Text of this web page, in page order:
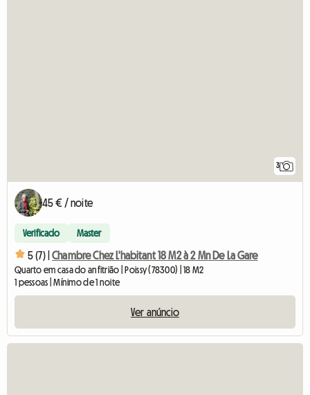
3
45 € / noite
Verificado Master
5 (7) | Chambre Chez L'habitant 18 M2 à 2 Mn De La Gare
Quarto em casa do anfitrião | Poissy (78300) | 18 M2
1 pessoas | Mínimo de 1 noite
Ver anúncio